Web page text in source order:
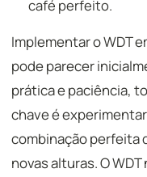
café perfeito.
Implementar o WDT
pode parecer
prática e paciência,
chave é
combinação perfeita
novas alturas. O